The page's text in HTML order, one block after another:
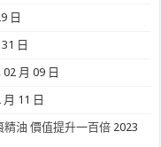
日
日
02 月 09 日
11 日
油 價值提升一百倍 2023